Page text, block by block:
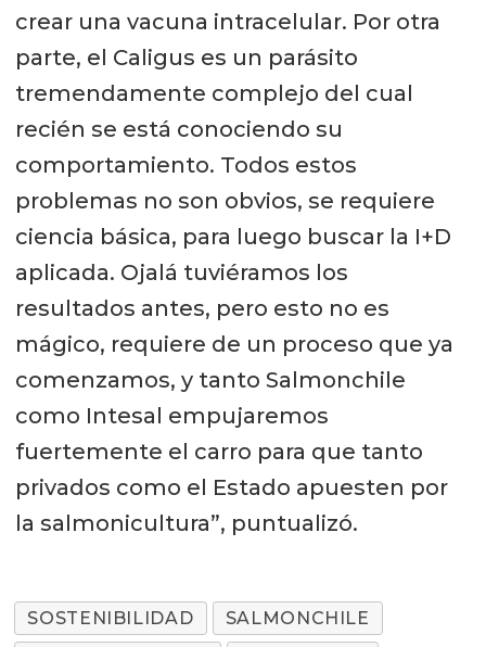
crear una vacuna intracelular. Por otra
parte, el Caligus es un parásito
tremendamente complejo del cual
recién se está conociendo su
comportamiento. Todos estos
problemas no son obvios, se requiere
ciencia básica, para luego buscar la I+D
aplicada. Ojalá tuviéramos los
resultados antes, pero esto no es
mágico, requiere de un proceso que ya
comenzamos, y tanto Salmonchile
como Intesal empujaremos
fuertemente el carro para que tanto
privados como el Estado apuesten por
la salmonicultura”, puntualizó.
SOSTENIBILIDAD
SALMONCHILE